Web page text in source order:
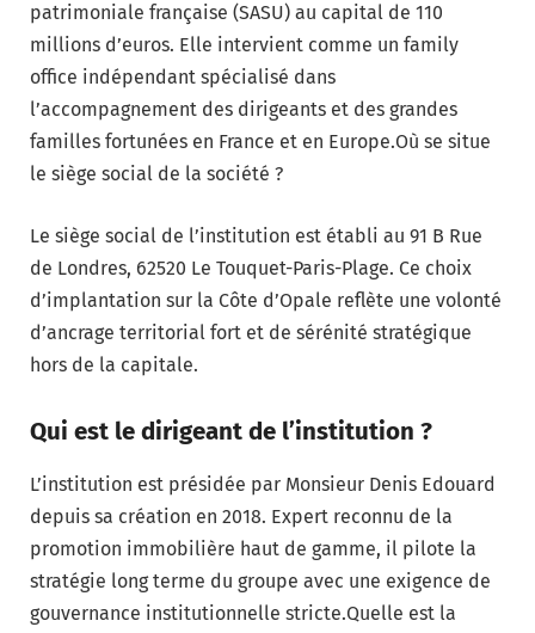
patrimoniale française (SASU) au capital de 110
millions d’euros. Elle intervient comme un family
office indépendant spécialisé dans
l’accompagnement des dirigeants et des grandes
familles fortunées en France et en Europe.Où se situe
le siège social de la société ?
Le siège social de l’institution est établi au 91 B Rue
de Londres, 62520 Le Touquet-Paris-Plage. Ce choix
d’implantation sur la Côte d’Opale reflète une volonté
d’ancrage territorial fort et de sérénité stratégique
hors de la capitale.
Qui est le dirigeant de l’institution ?
L’institution est présidée par Monsieur Denis Edouard
depuis sa création en 2018. Expert reconnu de la
promotion immobilière haut de gamme, il pilote la
stratégie long terme du groupe avec une exigence de
gouvernance institutionnelle stricte.Quelle est la